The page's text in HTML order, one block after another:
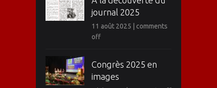
journal 2025
11 août 2025
comments
off
Congrès 2025 en
images